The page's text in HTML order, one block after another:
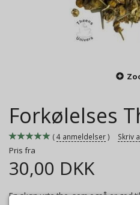
Forkølelses
4 anmeldelser Skriv
Pris fra
30,00 DKK
En skøn urte the, som også er god